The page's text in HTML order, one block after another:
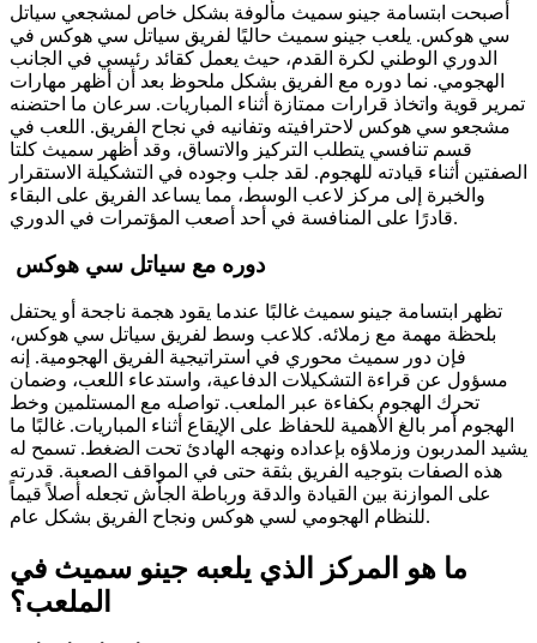
أصبحت ابتسامة جينو سميث مألوفة بشكل خاص لمشجعي سياتل
سي هوكس. يلعب جينو سميث حاليًا لفريق سياتل سي هوكس في
الدوري الوطني لكرة القدم، حيث يعمل كقائد رئيسي في الجانب
الهجومي. نما دوره مع الفريق بشكل ملحوظ بعد أن أظهر مهارات
تمرير قوية واتخاذ قرارات ممتازة أثناء المباريات. سرعان ما احتضنه
مشجعو سي هوكس لاحترافيته وتفانيه في نجاح الفريق. اللعب في
قسم تنافسي يتطلب التركيز والاتساق، وقد أظهر سميث كلتا
الصفتين أثناء قيادته للهجوم. لقد جلب وجوده في التشكيلة الاستقرار
والخبرة إلى مركز لاعب الوسط، مما يساعد الفريق على البقاء
قادرًا على المنافسة في أحد أصعب المؤتمرات في الدوري.
دوره مع سياتل سي هوكس
تظهر ابتسامة جينو سميث غالبًا عندما يقود هجمة ناجحة أو يحتفل
بلحظة مهمة مع زملائه. كلاعب وسط لفريق سياتل سي هوكس،
فإن دور سميث محوري في استراتيجية الفريق الهجومية. إنه
مسؤول عن قراءة التشكيلات الدفاعية، واستدعاء اللعب، وضمان
تحرك الهجوم بكفاءة عبر الملعب. تواصله مع المستلمين وخط
الهجوم أمر بالغ الأهمية للحفاظ على الإيقاع أثناء المباريات. غالبًا ما
يشيد المدربون وزملاؤه بإعداده ونهجه الهادئ تحت الضغط. تسمح له
هذه الصفات بتوجيه الفريق بثقة حتى في المواقف الصعبة. قدرته
على الموازنة بين القيادة والدقة ورباطة الجأش تجعله أصلاً قيماً
للنظام الهجومي لسي هوكس ونجاح الفريق بشكل عام.
ما هو المركز الذي يلعبه جينو سميث في
الملعب؟